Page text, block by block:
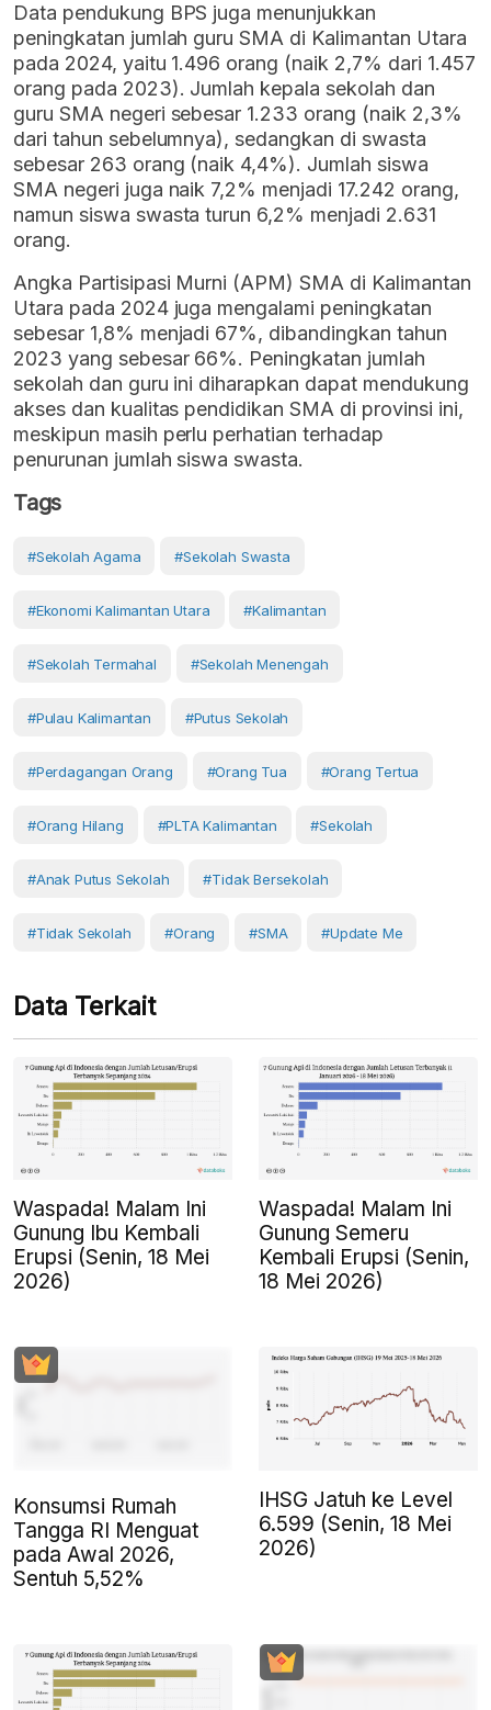
Data pendukung BPS juga menunjukkan
peningkatan jumlah guru SMA di Kalimantan Utara
pada 2024, yaitu 1.496 orang (naik 2,7% dari 1.457
orang pada 2023). Jumlah kepala sekolah dan
guru SMA negeri sebesar 1.233 orang (naik 2,3%
dari tahun sebelumnya), sedangkan di swasta
sebesar 263 orang (naik 4,4%). Jumlah siswa
SMA negeri juga naik 7,2% menjadi 17.242 orang,
namun siswa swasta turun 6,2% menjadi 2.631
orang.
Angka Partisipasi Murni (APM) SMA di Kalimantan
Utara pada 2024 juga mengalami peningkatan
sebesar 1,8% menjadi 67%, dibandingkan tahun
2023 yang sebesar 66%. Peningkatan jumlah
sekolah dan guru ini diharapkan dapat mendukung
akses dan kualitas pendidikan SMA di provinsi ini,
meskipun masih perlu perhatian terhadap
penurunan jumlah siswa swasta.
Tags
#sekolah Agama #sekolah Swasta
#ekonomi Kalimantan Utara #Kalimantan
#sekolah Termahal #sekolah Menengah
#Pulau Kalimantan #Putus Sekolah
#perdagangan Orang #orang Tua #orang Tertua
#Orang Hilang #PLTA Kalimantan #Sekolah
#anak Putus Sekolah #tidak Bersekolah
#Tidak Sekolah #orang #SMA #Update Me
Data Terkait
Waspada! Malam Ini
Gunung Ibu Kembali
Erupsi (Senin, 18 Mei
2026)
Waspada! Malam Ini
Gunung Semeru
Kembali Erupsi (Senin,
18 Mei 2026)
Konsumsi Rumah
Tangga RI Menguat
pada Awal 2026,
Sentuh 5,52%
IHSG Jatuh ke Level
6.599 (Senin, 18 Mei
2026)